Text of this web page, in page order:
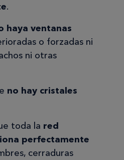
.
haya ventanas
o forzadas ni
ni otras
no hay cristales
toda la red
perfectamente
cerraduras